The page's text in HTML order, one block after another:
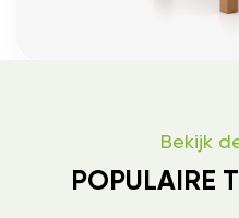
Bekijk
POPULAIRE